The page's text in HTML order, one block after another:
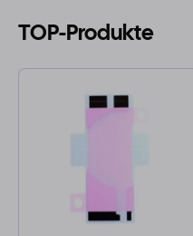
TOP-Produkte